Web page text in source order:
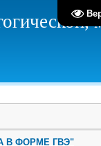
В ФОРМЕ ГВЭ"